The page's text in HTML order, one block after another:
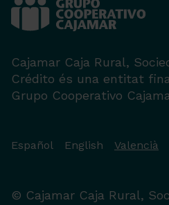
Cajamar Caja Rural,
Crédito és una entitat
Grupo Cooperativo
Español English Valencià
© Cajamar Caja Rural,